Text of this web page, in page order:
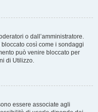
o dall’amministratore.
così come i sondaggi
può venire bloccato per
di Utilizzo.
essere associate agli